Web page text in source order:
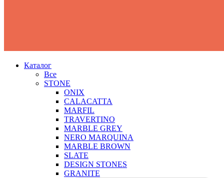
Каталог
Все
STONE
ONIX
CALACATTA
MARFIL
TRAVERTINO
MARBLE GREY
NERO MARQUINA
MARBLE BROWN
SLATE
DESIGN STONES
GRANITE